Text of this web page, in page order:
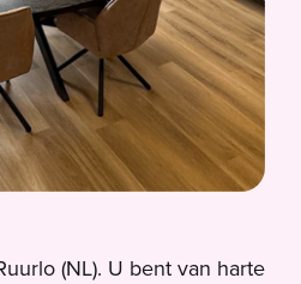
(NL). U bent van harte